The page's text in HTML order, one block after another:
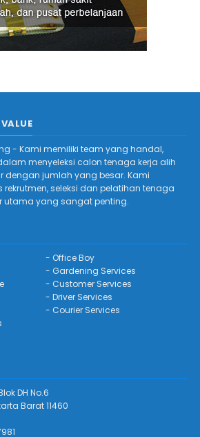
- Kami memiliki team yang handal,
menyeleksi calon tenaga kerja alih
dengan jumlah yang besar. Kami
seleksi dan pelatihan tenaga
utama yang sangat penting.
- Office Boy
- Gardening Services
- Customer Services
- Driver Services
- Courier Services
DH No.6
Barat 11460